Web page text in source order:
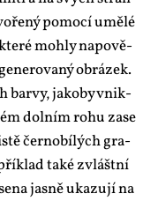
po­mo­cí umě­lé
moh­ly na­po­vě­
ob­rá­zek.
bar­vy, ja­ko­by vnik­
dol­ním ro­hu za­se
čer­no­bí­lých gra­
ta­ké zvlášt­ní
jas­ně uka­zu­jí na